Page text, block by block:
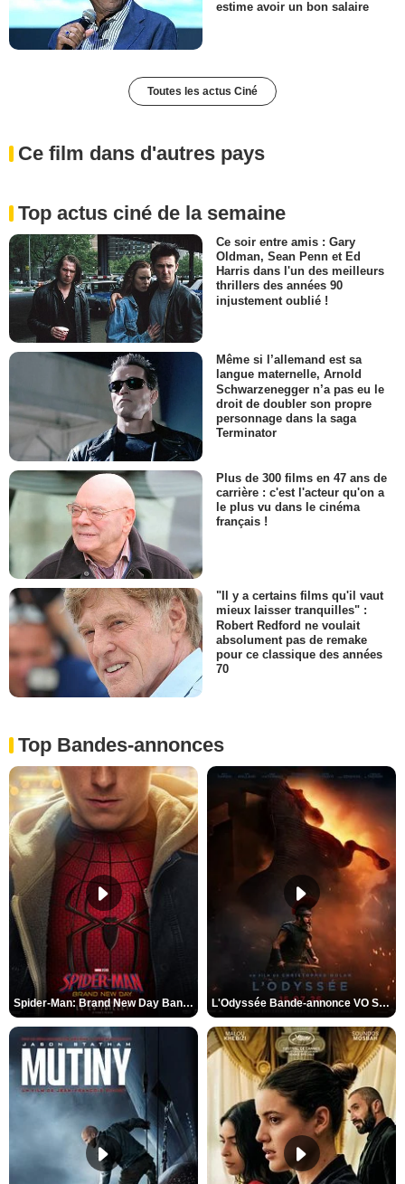
estime avoir un bon salaire
Toutes les actus Ciné
Ce film dans d'autres pays
Top actus ciné de la semaine
Ce soir entre amis : Gary
Oldman, Sean Penn et Ed
Harris dans l'un des meilleurs
thrillers des années 90
injustement oublié !
Même si l’allemand est sa
langue maternelle, Arnold
Schwarzenegger n’a pas eu le
droit de doubler son propre
personnage dans la saga
Terminator
Plus de 300 films en 47 ans de
carrière : c'est l'acteur qu'on a
le plus vu dans le cinéma
français !
"Il y a certains films qu'il vaut
mieux laisser tranquilles" :
Robert Redford ne voulait
absolument pas de remake
pour ce classique des années
70
Top Bandes-annonces
Spider-Man: Brand New Day Bande-annonce VO STFR L'Odyssée Bande-annonce VO STFR